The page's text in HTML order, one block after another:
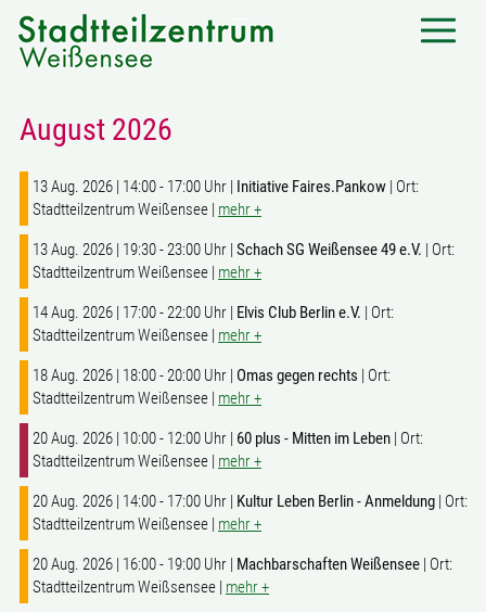
August 2026
13 Aug. 2026 | 14:00 - 17:00 Uhr | Initiative Faires.Pankow | Ort:
Stadtteilzentrum Weißensee | mehr +
13 Aug. 2026 | 19:30 - 23:00 Uhr | Schach SG Weißensee 49 e.V. | Ort:
Stadtteilzentrum Weißensee | mehr +
14 Aug. 2026 | 17:00 - 22:00 Uhr | Elvis Club Berlin e.V. | Ort:
Stadtteilzentrum Weißensee | mehr +
18 Aug. 2026 | 18:00 - 20:00 Uhr | Omas gegen rechts | Ort:
Stadtteilzentrum Weißensee | mehr +
20 Aug. 2026 | 10:00 - 12:00 Uhr | 60 plus - Mitten im Leben | Ort:
Stadtteilzentrum Weißensee | mehr +
20 Aug. 2026 | 14:00 - 17:00 Uhr | Kultur Leben Berlin - Anmeldung | Ort:
Stadtteilzentrum Weißensee | mehr +
20 Aug. 2026 | 16:00 - 19:00 Uhr | Machbarschaften Weißensee | Ort:
Stadtteilzentrum Weißsensee | mehr +